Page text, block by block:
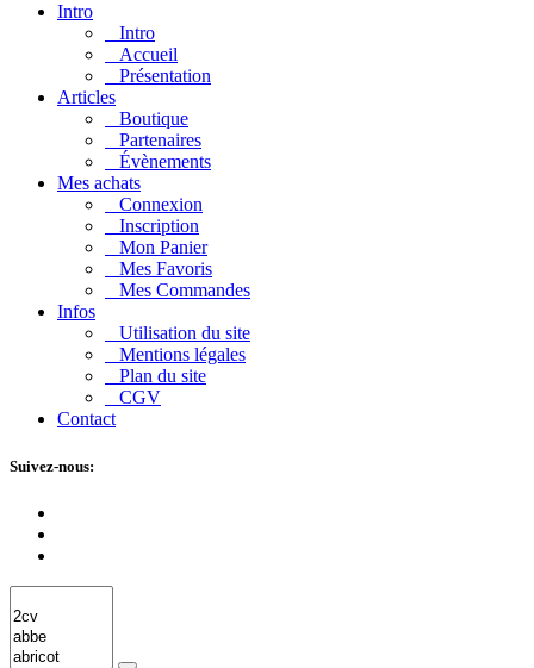
Intro
Intro
Accueil
Présentation
Articles
Boutique
Partenaires
Évènements
Mes achats
Connexion
Inscription
Mon Panier
Mes Favoris
Mes Commandes
Infos
Utilisation du site
Mentions légales
Plan du site
CGV
Contact
Suivez-nous: